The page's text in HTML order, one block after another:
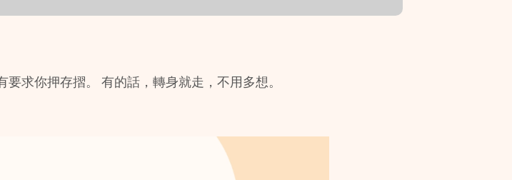
求你押存摺。 有的話，轉身就走，不用多想。